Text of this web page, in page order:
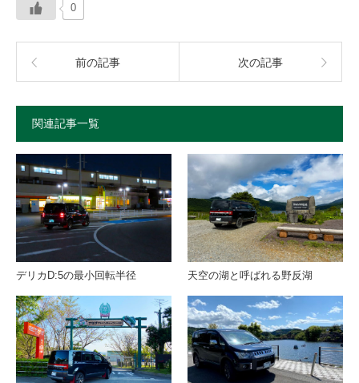
0
前の記事 次の記事
関連記事一覧
デリカD:5の最小回転半径 天空の湖と呼ばれる野反湖